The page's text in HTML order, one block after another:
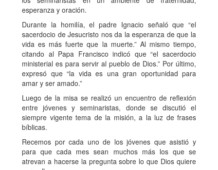
esperanza y oración.
Durante la homilía, el padre Ignacio señaló que “el
sacerdocio de Jesucristo nos da la esperanza de que la
vida es más fuerte que la muerte.” Al mismo tiempo,
citando al Papa Francisco indicó que “el sacerdocio
ministerial es para servir al pueblo de Dios.” Por último,
expresó que “la vida es una gran oportunidad para
amar y ser amado.”
Luego de la misa se realizó un encuentro de reflexión
entre jóvenes y seminaristas, donde se discutió el
siempre vigente tema de la misión, a la luz de frases
bíblicas.
Recemos por cada uno de los jóvenes que asistió y
para que cada mes sean muchos más los que se
atrevan a hacerse la pregunta sobre lo que Dios quiere